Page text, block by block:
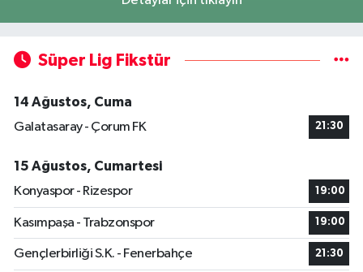
Süper Lig Fikstür
14 Ağustos, Cuma
Galatasaray - Çorum FK
21:30
15 Ağustos, Cumartesi
Konyaspor - Rizespor
19:00
Kasımpaşa - Trabzonspor 19:00
Gençlerbirliği S.K. - Fenerbahçe 21:30